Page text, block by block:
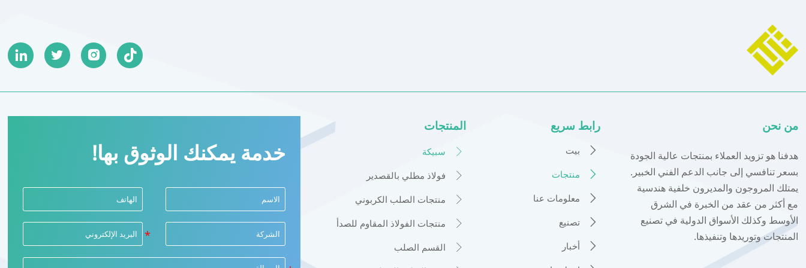




من نحن
هدفنا هو تزويد العملاء بمنتجات عالية الجودة
بسعر تنافسي إلى جانب الدعم الفني الخبير.
يمتلك المروجون والمديرون خلفية هندسية
مع أكثر من عقد من الخبرة في الشرق
الأوسط وكذلك الأسواق الدولية في تصنيع
المنتجات وتوريدها وتنفيذها.
رابط سريع
 بيت
 منتجات
 معلومات عنا
 تصنيع
 أخبار
المنتجات
 سبيكة
 فولاذ مطلي بالقصدير
 منتجات الصلب الكربوني
 منتجات الفولاذ المقاوم للصدأ
 القسم الصلب
خدمة يمكنك الوثوق بها!